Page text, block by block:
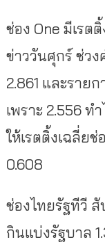
ช่อง One มีเรต
ข่าววันศุกร์ ช่วง
2.861 และราย
เพราะ 2.556
ให้เรตติ้งเฉลี่ย
0.608
ช่องไทยรัฐทีวี
กินแบ่งรัฐบาล